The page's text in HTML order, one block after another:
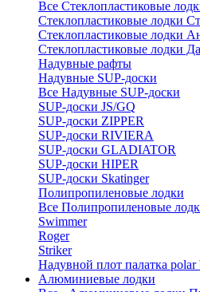
Все Стеклопластиковые
Стеклопластиковые лодки
Стеклопластиковые лодки
Стеклопластиковые лодки
Надувные рафты
Надувные SUP-доски
Все Надувные SUP-доски
SUP-доски JS/GQ
SUP-доски ZIPPER
SUP-доски RIVIERA
SUP-доски GLADIATOR
SUP-доски HIPER
SUP-доски Skatinger
Полипропиленовые лодки
Все Полипропиленовые
Swimmer
Roger
Striker
Надувной плот палатка polar
Алюминиевые лодки